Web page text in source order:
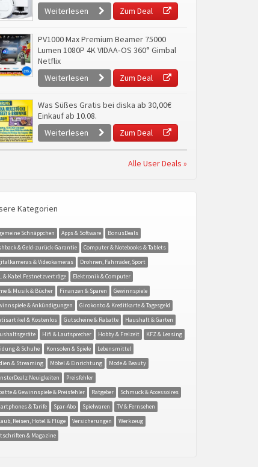
Weiterlesen
Zum Deal
PV1000 Max Premium Beamer 75000
Lumen 1080P 4K VIDAA‑OS 360° Gimbal
Netflix
Weiterlesen
Zum Deal
Was Süßes Gratis bei diska ab 30,00€
Einkauf ab 10.08.
Weiterlesen
Zum Deal
Alle User Deals »
Kategorien
Schnäppchen Apps & Software
BonusDeals
& Geld-zurück-Garantie
Computer & Notebooks & Tablets
& Videokameras
Drohnen, Fahrräder, Sport
& Kabel Festnetzverträge
Elektronik & Computer
& Musik & Bücher
Finanzen & Sparen
Gewinnspiele
& Ankündigungen
Girokonto & Kreditkarte & Tagesgeld
& Kostenlos
Gutscheine & Rabatte
Haushalt & Garten
Hifi & Lautsprecher Hobby & Freizeit
KFZ & Leasing
& Schuhe
Konsolen & Spiele
Lebensmittel
& Streaming
Möbel & Einrichtung
Mode & Beauty
Neuigkeiten
Preisfehler
& Gewinnspiele & Preisfehler
Ratgeber
Schmuck & Accessoires
& Tarife
Spar-Abo Spielwaren
TV & Fernsehen
Reisen, Hotel & Flüge
Versicherungen
Werkzeug
& Magazine